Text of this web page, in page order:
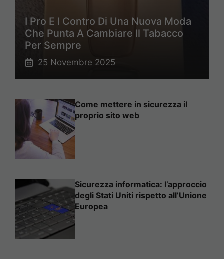
I Pro E I Contro Di Una Nuova Moda
Che Punta A Cambiare Il Tabacco
Per Sempre
25 Novembre 2025
Come mettere in sicurezza il
proprio sito web
Sicurezza informatica: l’approccio
degli Stati Uniti rispetto all’Unione
Europea